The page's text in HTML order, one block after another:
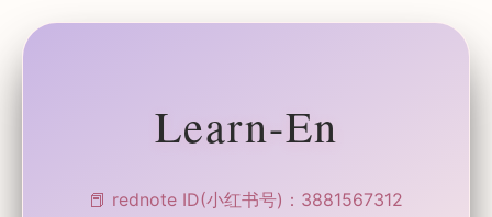
Learn-En
📕 rednote ID(小红书号)：3881567312